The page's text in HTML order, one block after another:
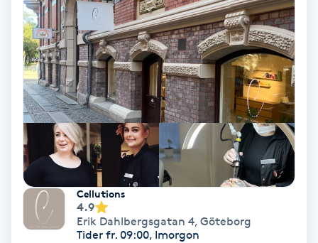
Olaplex
Olaplexbehandling
Ombre
Ombre brows
Ombre naglar
Cellutions
4.9
Erik Dahlbergsgatan 4, Göteborg
Tider fr. 09:00, Imorgon